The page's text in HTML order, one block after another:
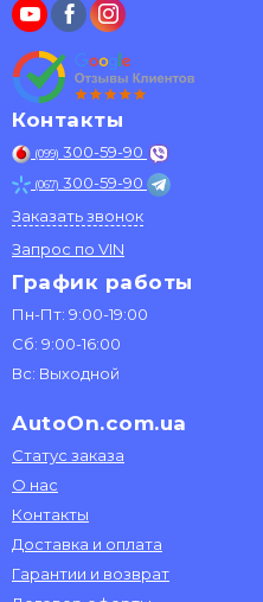
Контакты
(099) 300-59-90
(067) 300-59-90
Заказать звонок
Запрос по VIN
График работы
Пн-Пт: 9:00-19:00
Сб: 9:00-16:00
Вс: Выходной
AutoOn.com.ua
Статус заказа
О нас
Контакты
Доставка и оплата
Гарантии и возврат